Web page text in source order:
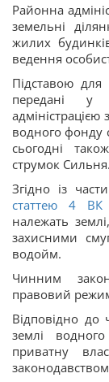
Районна
земельні
жилих
ведення
Підставою
передані у
водного фонду
сьогодні
струмок Сильня.
Згідно із
статтею 4 ВК
належать
захисними
водойм.
Чинним
правовий
Відповідно до
землі
приватну